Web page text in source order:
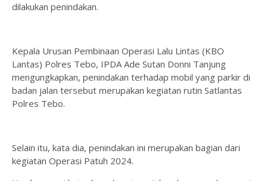
dilakukan penindakan.
Kepala Urusan Pembinaan Operasi Lalu Lintas (KBO
Lantas) Polres Tebo, IPDA Ade Sutan Donni Tanjung
mengungkapkan, penindakan terhadap mobil yang parkir di
badan jalan tersebut merupakan kegiatan rutin Satlantas
Polres Tebo.
Selain itu, kata dia, penindakan ini merupakan bagian dari
kegiatan Operasi Patuh 2024.